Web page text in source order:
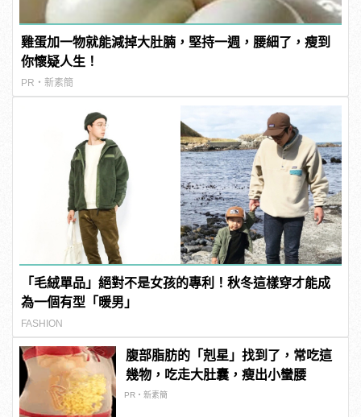
雞蛋加一物就能減掉大肚腩，堅持一週，腰細了，瘦到
你懷疑人生！
PR・新素簡
「毛絨單品」絕對不是女孩的專利！秋冬這樣穿才能成
為一個有型「暖男」
FASHION
腹部脂肪的「剋星」找到了，常吃這
幾物，吃走大肚囊，瘦出小蠻腰
PR・新素簡